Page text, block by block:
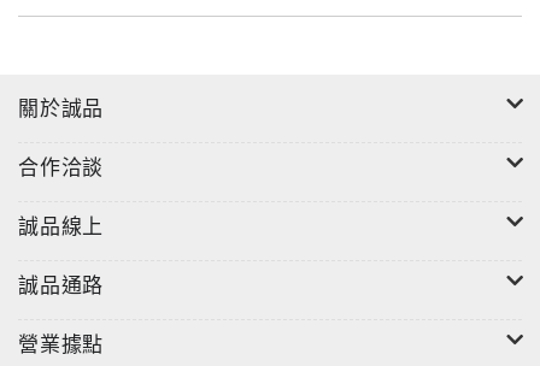
關於誠品
合作洽談
誠品線上
誠品通路
營業據點